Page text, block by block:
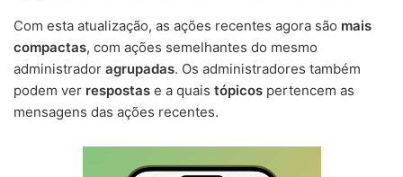
Com esta atualização, as ações recentes agora são mais
compactas, com ações semelhantes do mesmo
administrador agrupadas. Os administradores também
podem ver respostas e a quais tópicos pertencem as
mensagens das ações recentes.